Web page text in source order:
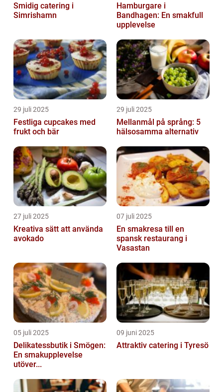
Smidig catering i
Simrishamn
Hamburgare i
Bandhagen: En smakfull
upplevelse
29 juli 2025
Festliga cupcakes med
frukt och bär
29 juli 2025
Mellanmål på språng: 5
hälsosamma alternativ
27 juli 2025
Kreativa sätt att använda
avokado
07 juli 2025
En smakresa till en
spansk restaurang i
Vasastan
05 juli 2025
Delikatessbutik i Smögen:
En smakupplevelse
utöver...
09 juni 2025
Attraktiv catering i Tyresö